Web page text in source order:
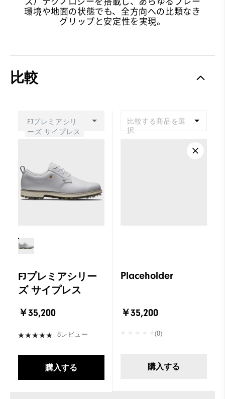
環境や地面の状態でも、全方向への比類なき
グリップと安定性を実現。
比較
FJプレミアシリ
ーズ サイプレス
FJプレミアシリー
ズ サイプレス
￥35,200
8レビュー
購入する
比較する商品を選
択
Placeholder
￥35,200
(0)
購入する